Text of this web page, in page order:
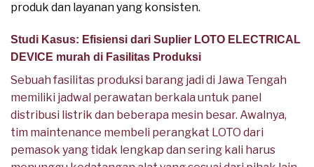
produk dan layanan yang konsisten.
Studi Kasus: Efisiensi dari Suplier LOTO ELECTRICAL
DEVICE murah di Fasilitas Produksi
Sebuah fasilitas produksi barang jadi di Jawa Tengah
memiliki jadwal perawatan berkala untuk panel
distribusi listrik dan beberapa mesin besar. Awalnya,
tim maintenance membeli perangkat LOTO dari
pemasok yang tidak lengkap dan sering kali harus